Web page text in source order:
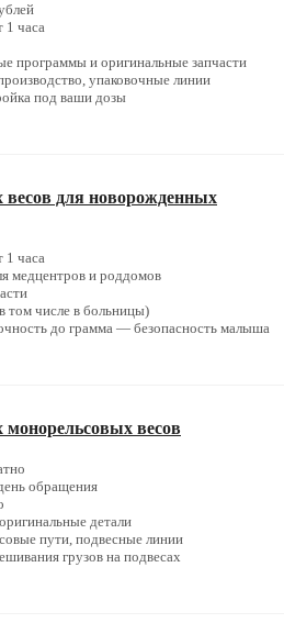
1 часа
программы и оригинальные запчасти
упаковочные линии
под ваши дозы
весов для новорожденных
1 часа
медцентров и роддомов
том числе в больницы)
до грамма — безопасность малыша
весов
обращения
детали
пути, подвесные линии
грузов на подвесах